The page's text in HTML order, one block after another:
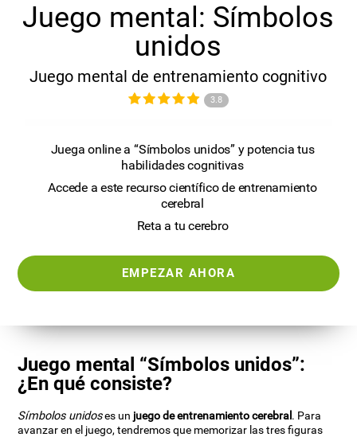
Juego mental: Símbolos
unidos
Juego mental de entrenamiento cognitivo
3.8
Juega online a “Símbolos unidos” y potencia tus
habilidades cognitivas
Accede a este recurso científico de entrenamiento
cerebral
Reta a tu cerebro
EMPEZAR AHORA
Juego mental “Símbolos unidos”:
¿En qué consiste?
Símbolos unidoses un juego de entrenamiento cerebral. Para
avanzar en el juego, tendremos que memorizar las tres figuras